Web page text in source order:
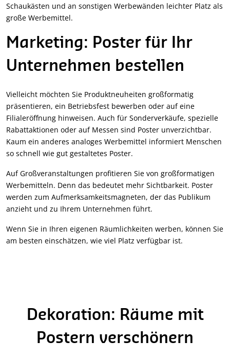
Schaukästen und an sonstigen Werbewänden leichter Platz als
große Werbemittel.
Marketing: Poster für Ihr
Unternehmen bestellen
Vielleicht möchten Sie Produktneuheiten großformatig
präsentieren, ein Betriebsfest bewerben oder auf eine
Filialeröffnung hinweisen. Auch für Sonderverkäufe, spezielle
Rabattaktionen oder auf Messen sind Poster unverzichtbar.
Kaum ein anderes analoges Werbemittel informiert Menschen
so schnell wie gut gestaltetes Poster.
Auf Großveranstaltungen profitieren Sie von großformatigen
Werbemitteln. Denn das bedeutet mehr Sichtbarkeit. Poster
werden zum Aufmerksamkeitsmagneten, der das Publikum
anzieht und zu Ihrem Unternehmen führt.
Wenn Sie in Ihren eigenen Räumlichkeiten werben, können Sie
am besten einschätzen, wie viel Platz verfügbar ist.
Dekoration: Räume mit
Postern verschönern